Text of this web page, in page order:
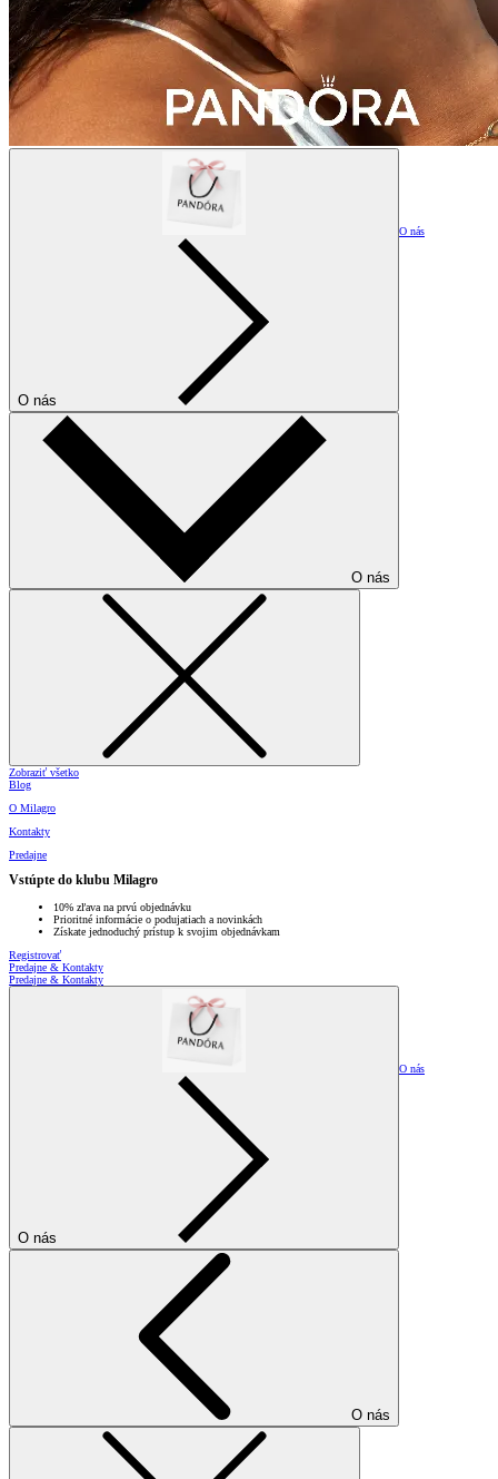
O nás
O nás
O nás
Zobraziť všetko
Blog
O Milagro
Kontakty
Predajne
Vstúpte do klubu Milagro
10% zľava na prvú objednávku
Prioritné informácie o podujatiach a novinkách
Získate jednoduchý prístup k svojim objednávkam
Registrovať
Predajne & Kontakty
Predajne & Kontakty
O nás
O nás
O nás